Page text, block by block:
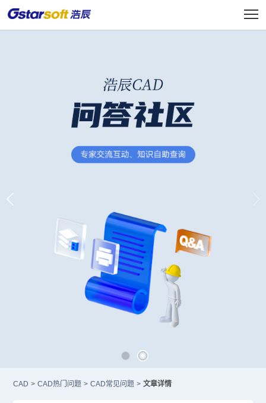
CAD > CAD热门问题 > CAD常见问题 > 文章详情